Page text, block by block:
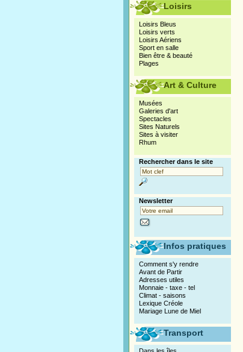
Loisirs
Loisirs Bleus
Loisirs verts
Loisirs Aériens
Sport en salle
Bien être & beauté
Plages
Art & Culture
Musées
Galeries d'art
Spectacles
Sites Naturels
Sites à visiter
Rhum
Rechercher dans le site
Newsletter
Infos pratiques
Comment s'y rendre
Avant de Partir
Adresses utiles
Monnaie - taxe - tel
Climat - saisons
Lexique Créole
Mariage Lune de Miel
Transport